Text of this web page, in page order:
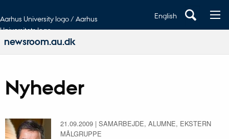
Aarhus University logo / Aarhus
Universitets logo
newsroom.au.dk
English
Nyheder
21.09.2009 | SAMARBEJDE, ALUMNE, EKSTERN
MÅLGRUPPE